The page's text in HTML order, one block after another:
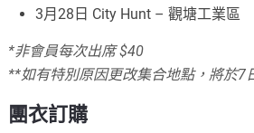
3月28日 City Hunt – 觀塘工業區
*非會員每次出席 $40
**如有特別原因更改集合地點，將於7
團衣訂購